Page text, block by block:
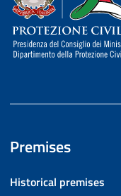
Premises
Historical premises